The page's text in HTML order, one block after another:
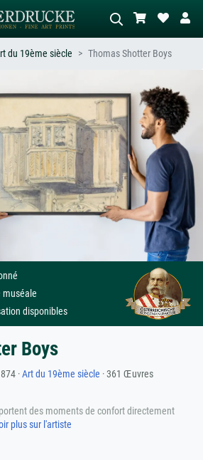
Hokusai,
Décrivez la scène – ex. prairie verte,
abstrait avec beaucoup de rouge,
tableau sombre, nu debout près d'un
arbre.
du 19ème siècle Thomas Shotter Boys
muséale
disponibles
Boys
·Art du 19ème siècle · 361 Œuvres
des moments de confort directement
plus sur l'artiste